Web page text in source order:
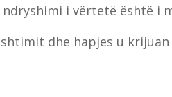
ndryshimi i vërtetë është i
dhe hapjes u